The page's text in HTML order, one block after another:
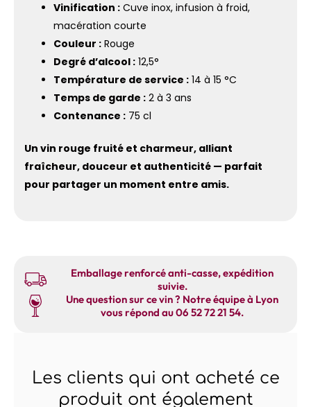
Vinification : Cuve inox, infusion à froid,
macération courte
Couleur : Rouge
Degré d’alcool : 12,5°
Température de service : 14 à 15 °C
Temps de garde : 2 à 3 ans
Contenance : 75 cl
Un vin rouge fruité et charmeur, alliant
fraîcheur, douceur et authenticité — parfait
pour partager un moment entre amis.
Emballage renforcé anti-casse, expédition
suivie.
Une question sur ce vin ? Notre équipe à Lyon
vous répond au 06 52 72 21 54.
Les clients qui ont acheté ce
produit ont également